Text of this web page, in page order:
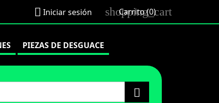
 Iniciar sesión shopping_cart
Carrito(0)
PIEZAS DE DESGUACE
